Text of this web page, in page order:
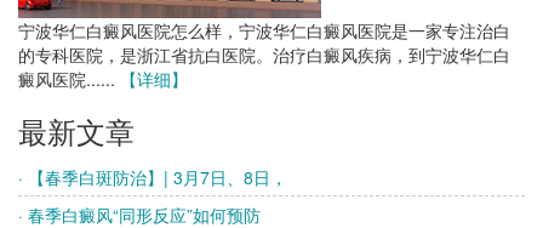
宁波华仁白癜风医院怎么样，宁波华仁白癜风医院是一家专注治白
的专科医院，是浙江省抗白医院。治疗白癜风疾病，到宁波华仁白
癜风医院......
【详细】
最新文章
· 【春季白斑防治】| 3月7日、8日，
· 春季白癜风“同形反应”如何预防